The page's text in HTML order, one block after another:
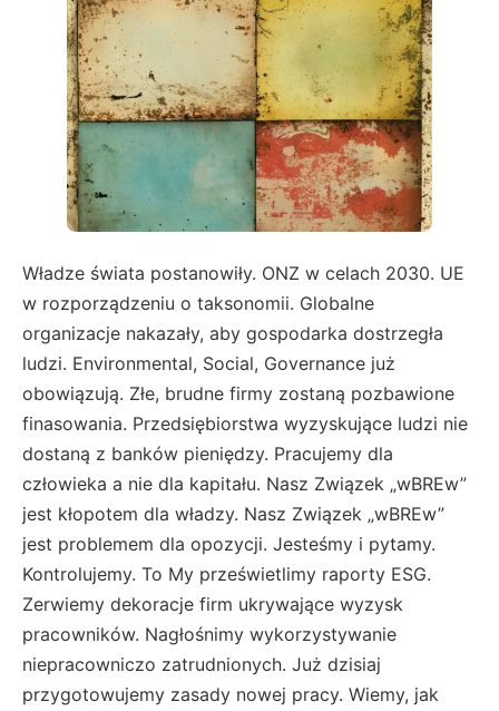
Władze świata postanowiły. ONZ w celach 2030. UE
w rozporządzeniu o taksonomii. Globalne
organizacje nakazały, aby gospodarka dostrzegła
ludzi. Environmental, Social, Governance już
obowiązują. Złe, brudne firmy zostaną pozbawione
finasowania. Przedsiębiorstwa wyzyskujące ludzi nie
dostaną z banków pieniędzy. Pracujemy dla
człowieka a nie dla kapitału. Nasz Związek „wBREw”
jest kłopotem dla władzy. Nasz Związek „wBREw”
jest problemem dla opozycji. Jesteśmy i pytamy.
Kontrolujemy. To My prześwietlimy raporty ESG.
Zerwiemy dekoracje firm ukrywające wyzysk
pracowników. Nagłośnimy wykorzystywanie
niepracowniczo zatrudnionych. Już dzisiaj
przygotowujemy zasady nowej pracy. Wiemy, jak